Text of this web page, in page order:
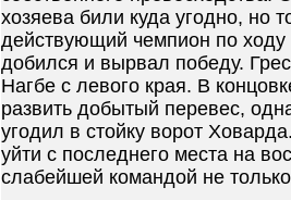
хозяева били куда угодно, но
действующий чемпион по ходу
добился и вырвал победу.
Нагбе с левого края. В
развить добытый перевес,
угодил в стойку ворот
уйти с последнего места на
слабейшей командой не